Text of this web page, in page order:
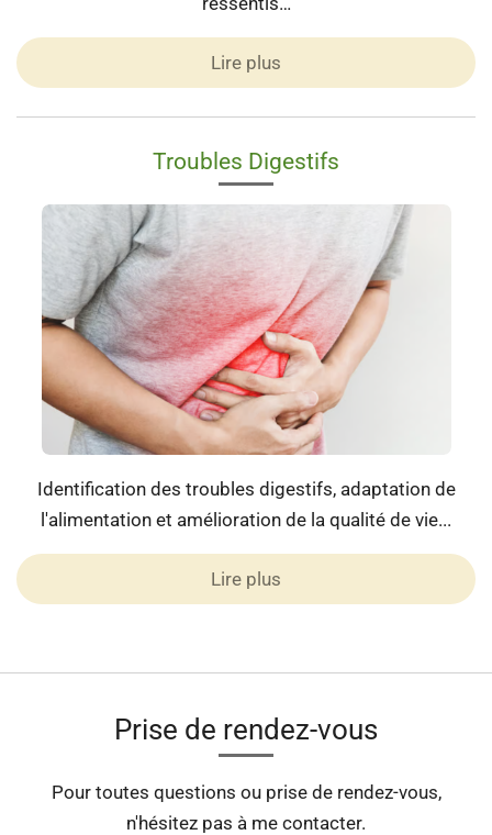
Lire plus
Troubles Digestifs
Identification des troubles digestifs, adaptation de
l'alimentation et amélioration de la qualité de vie...
Lire plus
Prise de rendez-vous
Pour toutes questions ou prise de rendez-vous,
n'hésitez pas à me contacter.